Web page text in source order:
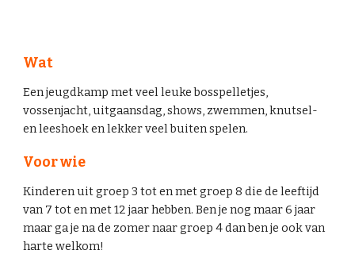
Wat
Een jeugdkamp met veel leuke bosspelletjes,
vossenjacht, uitgaansdag, shows, zwemmen, knutsel-
en leeshoek en lekker veel buiten spelen.
Voor wie
Kinderen uit groep 3 tot en met groep 8 die de leeftijd
van 7 tot en met 12 jaar hebben. Ben je nog maar 6 jaar
maar ga je na de zomer naar groep 4 dan ben je ook van
harte welkom!